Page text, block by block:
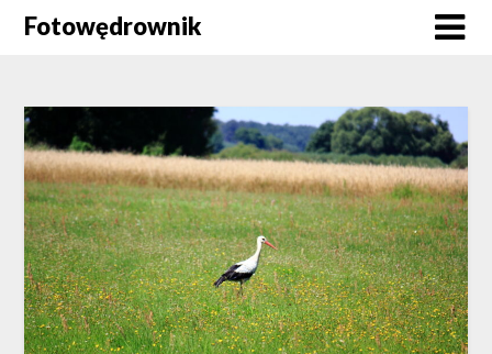
SkipFotowędrownik